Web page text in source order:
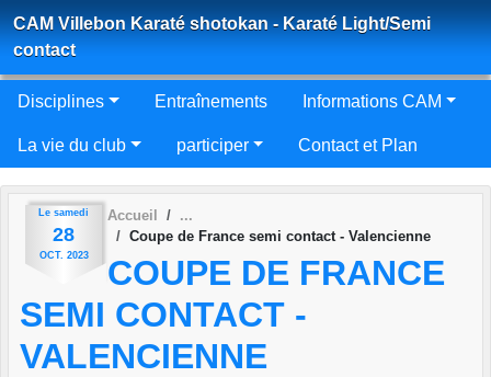
CAM Villebon Karaté shotokan - Karaté Light/Semi
contact
Disciplines Entraînements Informations CAM
La vie du club participer Contact et Plan
Le samedi
28
OCT. 2023
Accueil
Coupe de France semi contact - Valencienne
COUPE DE FRANCE
SEMI CONTACT -
VALENCIENNE
Panneau de gestion des cookies